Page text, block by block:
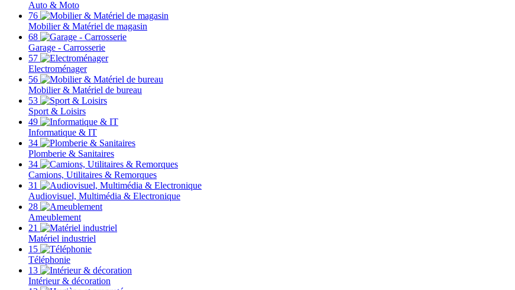
Auto & Moto
76
Mobilier & Matériel de magasin
68
Garage - Carrosserie
57
Electroménager
56
Mobilier & Matériel de bureau
53
Sport & Loisirs
49
Informatique & IT
34
Plomberie & Sanitaires
34
Camions, Utilitaires & Remorques
31
Audiovisuel, Multimédia & Electronique
28
Ameublement
21
Matériel industriel
15
Téléphonie
13
Intérieur & décoration